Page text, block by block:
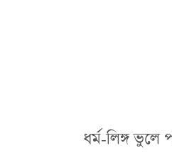
ধর্ম-লিঙ্গ